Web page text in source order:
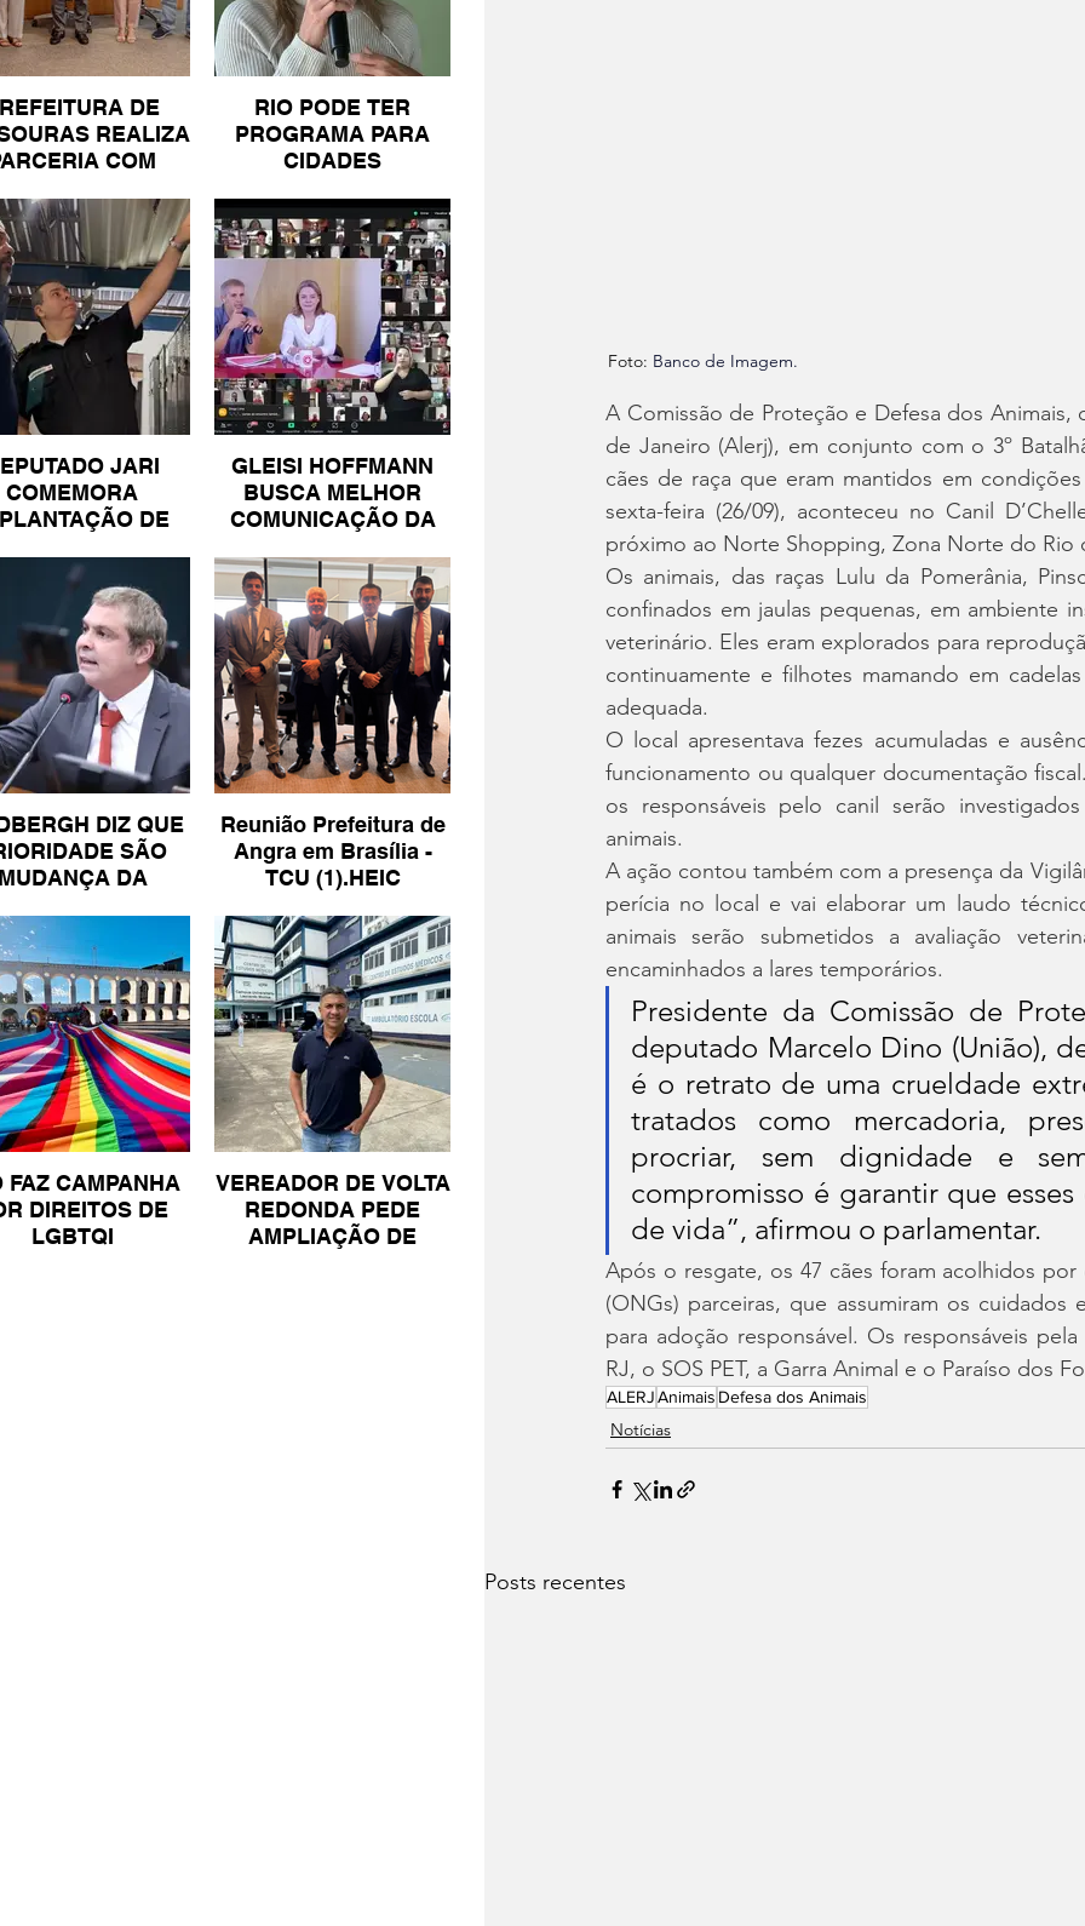
DE
REALIZA
COM
RIO PODE TER
PROGRAMA PARA
CIDADES
JARI
COMEMORA
DE
GLEISI HOFFMANN
BUSCA MELHOR
COMUNICAÇÃO DA
DIZ QUE
SÃO
DA
DE IR
Reunião Prefeitura de
Angra em Brasília -
TCU (1).HEIC
FAZ CAMPANHA
DIREITOS DE
LGBTQI
VEREADOR DE VOLTA
REDONDA PEDE
AMPLIAÇÃO DE
Foto: Banco de Imagem.
A Comissão de Proteção e Defesa dos Animais,
de Janeiro (Alerj), em conjunto com o 3º
cães de raça que eram mantidos em
sexta-feira (26/09), aconteceu no Canil
próximo ao Norte Shopping, Zona Norte do Rio
Os animais, das raças Lulu da Pomerânia,
confinados em jaulas pequenas, em ambiente
veterinário. Eles eram explorados para
continuamente e filhotes mamando em
adequada.
O local apresentava fezes acumuladas e
funcionamento ou qualquer documentação
os responsáveis pelo canil serão
animais.
A ação contou também com a presença da
perícia no local e vai elaborar um laudo
animais serão submetidos a avaliação
encaminhados a lares temporários.
Presidente da Comissão de
deputado Marcelo Dino (União),
é o retrato de uma crueldade
tratados como mercadoria,
procriar, sem dignidade e
compromisso é garantir que
de vida”, afirmou o parlamentar.
Após o resgate, os 47 cães foram acolhidos
(ONGs) parceiras, que assumiram os cuidados
para adoção responsável. Os responsáveis
RJ, o SOS PET, a Garra Animal e o Paraíso dos
ALERJAnimais Defesa dos Animais
Notícias
Posts recentes